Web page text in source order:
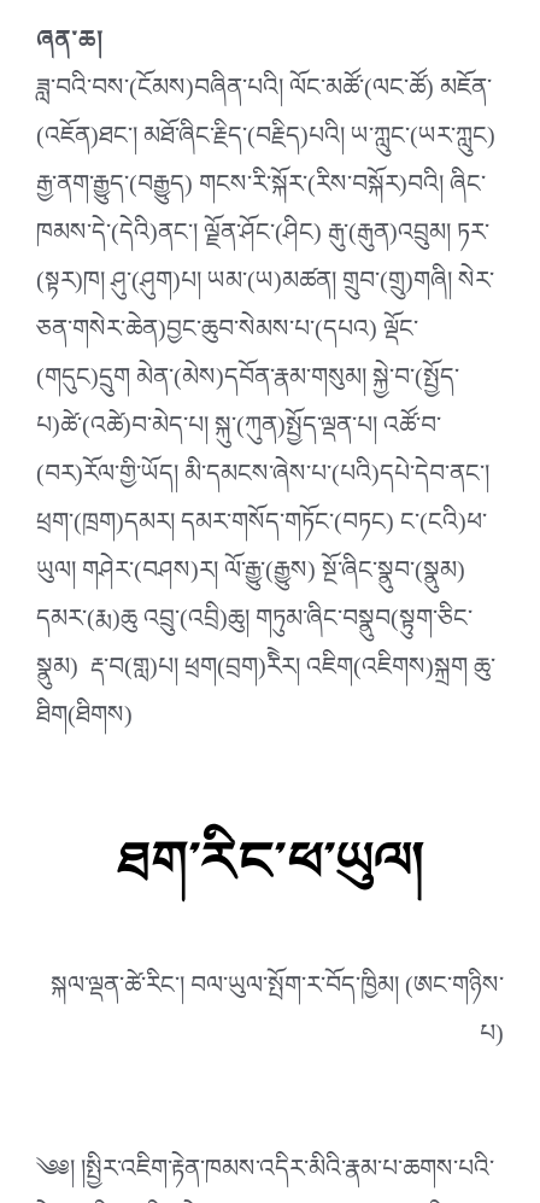
ཞན་ཆ།
ཟླ་བའི་བས་(ངོམས)བཞིན་པའི། ལོང་མཚོ་(ལང་ཚོ) མཇོན་
(འཇོན)ཐང༌། མཐོ་ཞིང་རྗིད་(བརྗིད)པའི། ཡ་ཀླུང་(ཡར་ཀླུང)
རྒྱ་ནག་རྒྱུད་(བརྒྱུད) གངས་རི་སྐོར་(རིས་བསྐོར)བའི། ཞིང་
ཁམས་དེ་(དེའི)ནང༌། ལྗོན་ཤོང༌(ཤིང) རྒུ་(རྒུན)འབྲུམ། ཏར་
(སྟར)ཁ། ཤུ་(ཤུག)པ། ཡམ་(ཡ)མཚན། གྲུབ་(གྲུ)གཞི། སེར་
ཅན་གསེར་ཆེན)བྱང་ཆུབ་སེམས་པ་(དཔའ) ལྡོང་
(གདུང)དྲུག མེན་(མེས)དབོན་རྣམ་གསུམ། སྐྱེ་བ་(སྤྱོད་
པ)ཚེ་(འཚེ)བ་མེད་པ། སྐུ་(ཀུན)སྤྱོད་ལྡན་པ། འཚོ་བ་
(བར)རོལ་གྱི་ཡོད། མི་དམངས་ཞེས་པ་(པའི)དཔེ་དེབ་ནང༌།
ཕྲག་(ཁྲག)དམར། དམར་གསོད་གཏོང༌(བཏང) ང་(ངའི)ཕ་
ཡུལ། གཤེར་(བཤས)ར། ལོ་རྒྱུ་(རྒྱུས) སྔོ་ཞིང་སྣུབ་(སྣུམ)
དམར་(རྨ)ཆུ འབྲུ་(འབྲི)ཆུ། གཏུམ་ཞིང་བསྣུབ(སྟུག་ཅིང་
སྣུམ) རྡ་བ(གླ)པ། ཕྲག(བྲག)རིེར། འཇིག(འཇིགས)སྐྲག ཆུ་
ཐིག(ཐིགས)
ཐག་རིང་ཕ་ཡུལ།
སྐལ་ལྡན་ཚེ་རིང༌། བལ་ཡུལ་སྤོག་ར་བོད་ཁྱིམ། (ཨང་གཉིས་
པ)
༄༅། །སྤྱིར་འཇིག་རྟེན་ཁམས་འདིར་མིའི་རྣམ་པ་ཆགས་པའི་